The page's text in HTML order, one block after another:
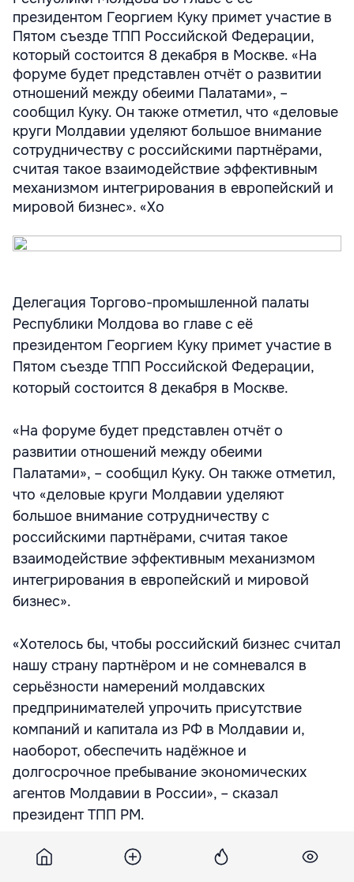
президентом Георгием Куку примет участие в
Пятом съезде ТПП Российской Федерации,
который состоится 8 декабря в Москве. «На
форуме будет представлен отчёт о развитии
отношений между обеими Палатами», –
сообщил Куку. Он также отметил, что «деловые
круги Молдавии уделяют большое внимание
сотрудничеству с российскими партнёрами,
считая такое взаимодействие эффективным
механизмом интегрирования в европейский и
мировой бизнес». «Хо
Делегация Торгово-промышленной палаты
Республики Молдова во главе с её
президентом Георгием Куку примет участие в
Пятом съезде ТПП Российской Федерации,
который состоится 8 декабря в Москве.
«На форуме будет представлен отчёт о
развитии отношений между обеими
Палатами», – сообщил Куку. Он также отметил,
что «деловые круги Молдавии уделяют
большое внимание сотрудничеству с
российскими партнёрами, считая такое
взаимодействие эффективным механизмом
интегрирования в европейский и мировой
бизнес».
«Хотелось бы, чтобы российский бизнес считал
нашу страну партнёром и не сомневался в
серьёзности намерений молдавских
предпринимателей упрочить присутствие
компаний и капитала из РФ в Молдавии и,
наоборот, обеспечить надёжное и
долгосрочное пребывание экономических
агентов Молдавии в России», – сказал
президент ТПП РМ.
Программа визита молдавской делегации в